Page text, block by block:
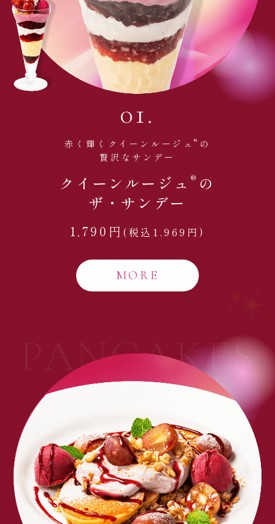
01.
赤く輝くクイーンルージュ® の
贅沢なサンデー
クイーンルージュ ® の
ザ・サンデー
1,790円 (税込1,969円)
MORE
PANCAKES